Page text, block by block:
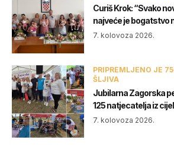
Curiš Krok: “Svako
najveće je bogatstvo
7. kolovoza 2026.
PRIPREMLJENO JE
ŠLJIVA
Jubilarna Zagorska
125 natjecatelja iz
7. kolovoza 2026.